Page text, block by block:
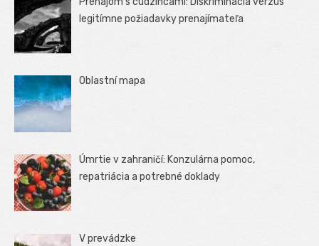
legitímne požiadavky prenajímateľa
Oblastní mapa
Úmrtie v zahraničí: Konzulárna pomoc,
repatriácia a potrebné doklady
V prevádzke